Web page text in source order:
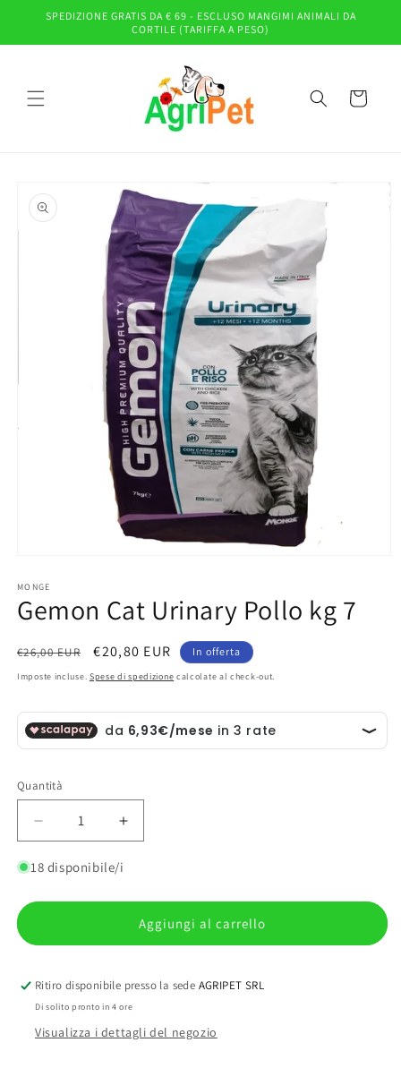
direttamente
SPEDIZIONE GRATIS DA € 69 - ESCLUSO MANGIMI ANIMALI DA
CORTILE (TARIFFA A PESO)
Carrello
informazioni
sul prodotto
multimediali
1
in
MONGE
Gemon Cat Urinary Pollo kg 7
Prezzo
di
€26,00 EUR
Prezzo
scontato
€20,80 EUR In offerta
Imposte incluse. Spese di spedizione calcolate al check-out.
Quantità
Quantità
Diminuisci
quantità
per
Cat
Pollo
7
Aumenta
quantità
per
Cat
Urinary
Pollo
7
18 disponibile/i
Aggiungi al carrello
Ritiro disponibile presso la sede AGRIPET SRL
Di solito pronto in 4 ore
Visualizza i dettagli del negozio